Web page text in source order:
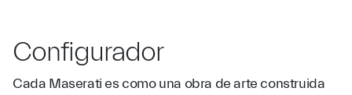
Configurador
Cada Maserati es como una obra de arte construida